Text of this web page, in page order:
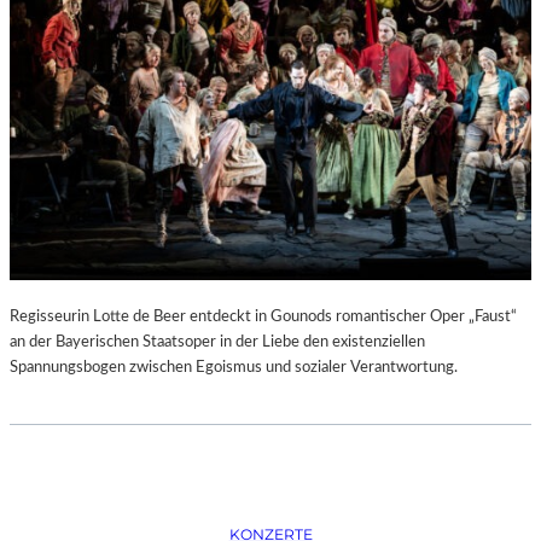
–
K
Ü
N
S
T
L
E
R
,
T
M
Regisseurin Lotte de Beer entdeckt in Gounods romantischer Oper „Faust“
an der Bayerischen Staatsoper in der Liebe den existenziellen
Spannungsbogen zwischen Egoismus und sozialer Verantwortung.
KONZERTE